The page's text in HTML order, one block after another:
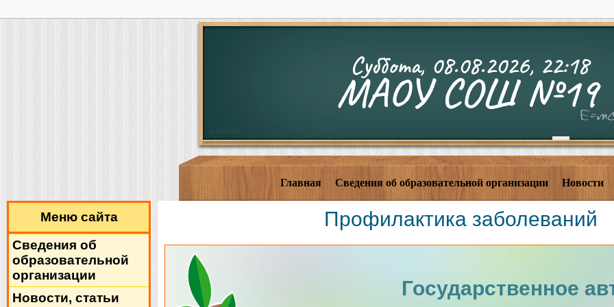
Суббота, 08.08.2026, 22:18
МАОУ СОШ №19
Главная Сведения об образовательной организации Новости
Меню сайта
Сведения об
образовательной
организации
Новости, статьи
Профилактика заболеваний
Государственное